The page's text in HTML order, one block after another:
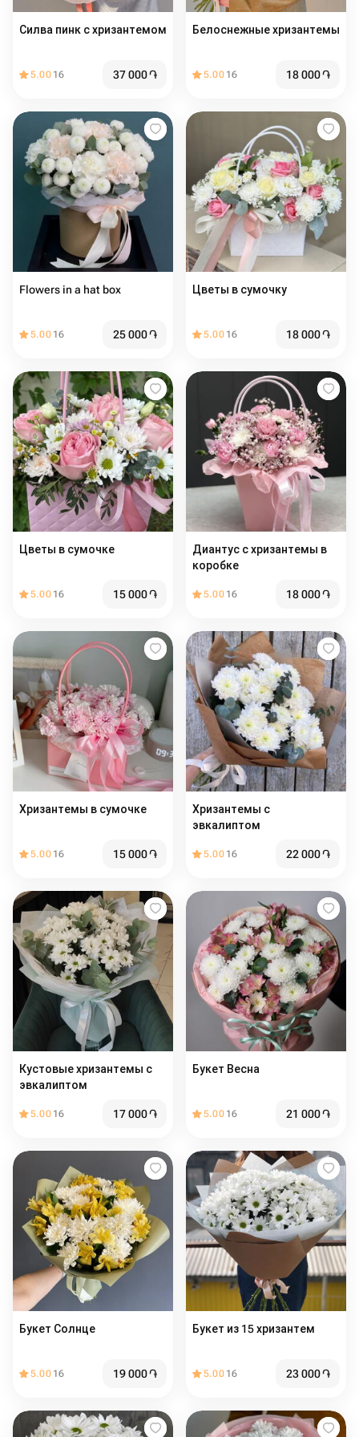
Силва пинк с хризантемом
5.00 16 37 000֏
Белоснежные хризантемы
5.00 16 18 000֏
Flowers in a hat box
5.00 16 25 000֏
Цветы в сумочку
5.00 16 18 000֏
Цветы в сумочке
5.00 16 15 000֏
Диантус с хризантемы в
коробке
5.00 16 18 000֏
Хризантемы в сумочке
5.00 16 15 000֏
Хризантемы с
эвкалиптом
5.00 16 22 000֏
Кустовые хризантемы с
эвкалиптом
5.00 16 17 000֏
Букет Весна
5.00 16 21 000֏
Букет Солнце
5.00 16 19 000֏
Букет из 15 хризантем
5.00 16 23 000֏